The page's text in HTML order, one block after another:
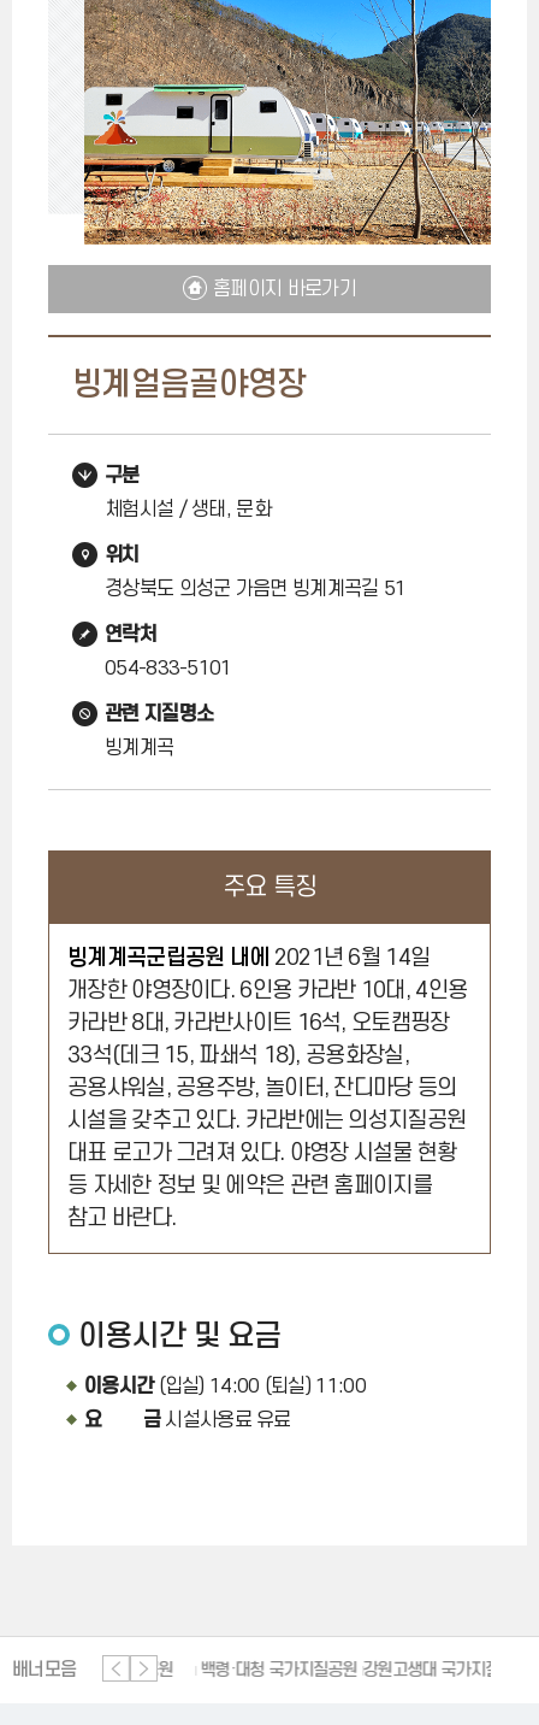
빙계얼음골야영장
홈페이지 바로가기
구분
체험시설 / 생태, 문화
위치
경상북도 의성군 가음면 빙계계곡길 51
연락처
054-833-5101
관련 지질명소
빙계계곡
주요 특징
빙계계곡군립공원 내에 2021년 6월 14일
개장한 야영장이다. 6인용 카라반 10대, 4인용
카라반 8대, 카라반사이트 16석, 오토캠핑장
33석(데크 15, 파쇄석 18), 공용화장실,
공용샤워실, 공용주방, 놀이터, 잔디마당 등의
시설을 갖추고 있다. 카라반에는 의성지질공원
대표 로고가 그려져 있다. 야영장 시설물 현황
등 자세한 정보 및 에약은 관련 홈페이지를
참고 바란다.
이용시간 및 요금
이용시간(입실) 14:00 (퇴실) 11:00
요 금시설사용료 유료
배너모음
단양 세계지질공원 백령·대청 국가지질공원 강원고생대 국가지질공원